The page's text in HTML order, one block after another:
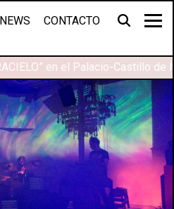
NEWS CONTACTO
en el Palacio-Castillo de